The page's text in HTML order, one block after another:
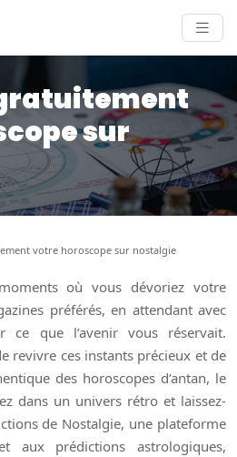
sur
votre horoscope sur nostalgie
où vous dévoriez votre
préférés, en attendant avec
ce que l’avenir vous réservait.
revivre ces instants précieux et de
des horoscopes d’antan, le
dans un univers rétro et laissez-
de Nostalgie, une plateforme
aux prédictions astrologiques,